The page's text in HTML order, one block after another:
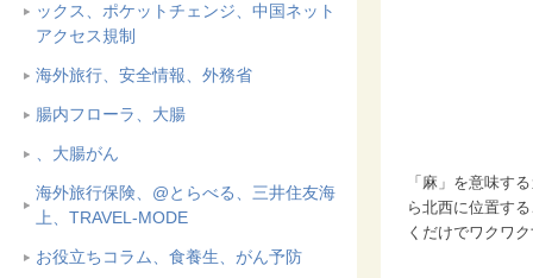
ックス、ポケットチェンジ、中国ネット
アクセス規制
海外旅行、安全情報、外務省
腸内フローラ、大腸
、大腸がん
海外旅行保険、@とらべる、三井住友海
上、TRAVEL-MODE
お役立ちコラム、食養生、がん予防
「麻」を意味す
ら北西に位置す
くだけでワクワ